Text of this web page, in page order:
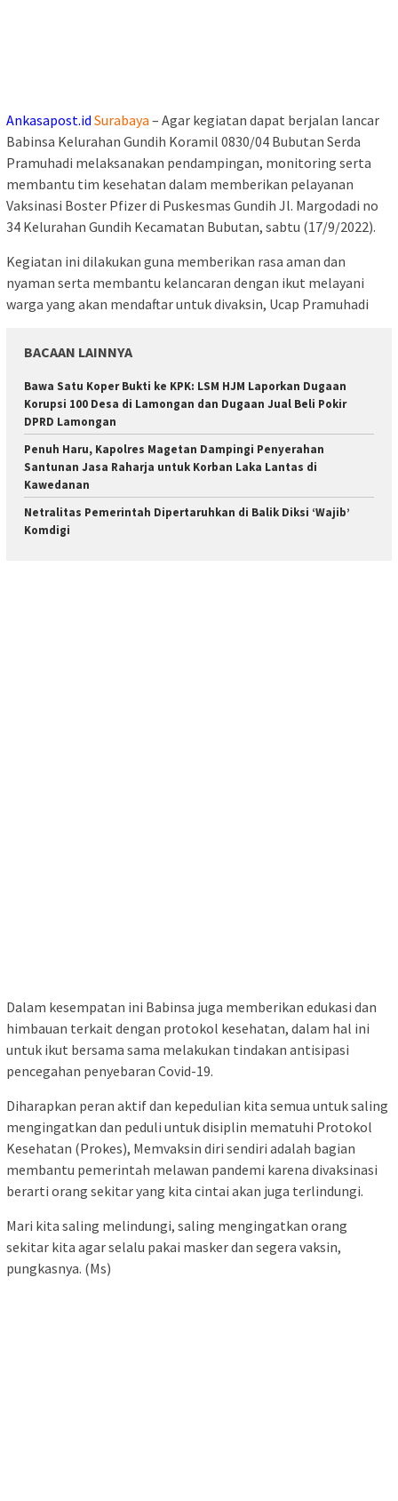
Ankasapost.id Surabaya – Agar kegiatan dapat berjalan lancar
Babinsa Kelurahan Gundih Koramil 0830/04 Bubutan Serda
Pramuhadi melaksanakan pendampingan, monitoring serta
membantu tim kesehatan dalam memberikan pelayanan
Vaksinasi Boster Pfizer di Puskesmas Gundih Jl. Margodadi no
34 Kelurahan Gundih Kecamatan Bubutan, sabtu (17/9/2022).
Kegiatan ini dilakukan guna memberikan rasa aman dan
nyaman serta membantu kelancaran dengan ikut melayani
warga yang akan mendaftar untuk divaksin, Ucap Pramuhadi
BACAAN LAINNYA
Bawa Satu Koper Bukti ke KPK: LSM HJM Laporkan Dugaan
Korupsi 100 Desa di Lamongan dan Dugaan Jual Beli Pokir
DPRD Lamongan
Penuh Haru, Kapolres Magetan Dampingi Penyerahan
Santunan Jasa Raharja untuk Korban Laka Lantas di
Kawedanan
Netralitas Pemerintah Dipertaruhkan di Balik Diksi ‘Wajib’
Komdigi
Dalam kesempatan ini Babinsa juga memberikan edukasi dan
himbauan terkait dengan protokol kesehatan, dalam hal ini
untuk ikut bersama sama melakukan tindakan antisipasi
pencegahan penyebaran Covid-19.
Diharapkan peran aktif dan kepedulian kita semua untuk saling
mengingatkan dan peduli untuk disiplin mematuhi Protokol
Kesehatan (Prokes), Memvaksin diri sendiri adalah bagian
membantu pemerintah melawan pandemi karena divaksinasi
berarti orang sekitar yang kita cintai akan juga terlindungi.
Mari kita saling melindungi, saling mengingatkan orang
sekitar kita agar selalu pakai masker dan segera vaksin,
pungkasnya. (Ms)